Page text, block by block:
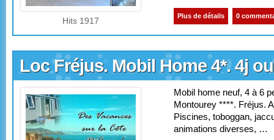
Hits 1917 Plus de détails 0
Loc Fréjus. Mobil Home 4*. 4j
Mobil home neuf, 4 à 6
Montourey ****. Fréjus.
Piscines, toboggan,
animations diverses, …